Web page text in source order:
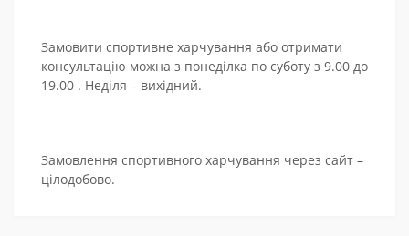
Замовити спортивне харчування або отримати
консультацію можна з понеділка по суботу з 9.00 до
19.00 . Неділя – вихідний.
Замовлення спортивного харчування через сайт –
цілодобово.